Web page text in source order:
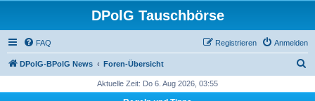
DPolG Tauschbörse
FAQ Anmelden
Registrieren
DPolG-BPolG News Foren-Übersicht
Aktuelle Zeit: Do 6. Aug 2026, 03:55